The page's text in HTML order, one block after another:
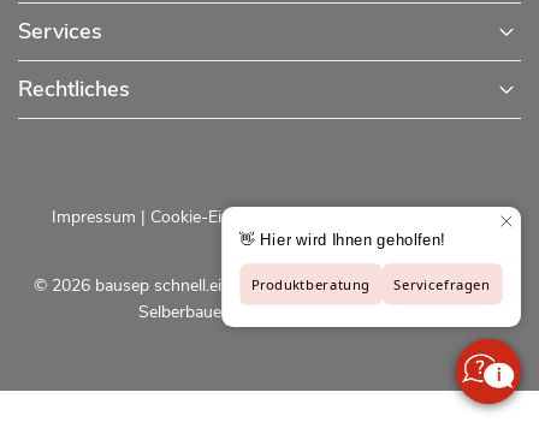
Services
Rechtliches
© 2026 bausep schnell.einfach.preiswert - Baustoffe online für
Selberbauer und Profis |bausep.de
Impressum | Cookie-Einstellungen